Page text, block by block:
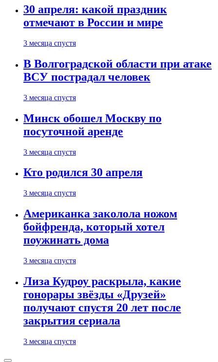
30 апреля: какой праздник
отмечают в России и мире
3 месяца спустя
В Волгоградской области при атаке
ВСУ пострадал человек
3 месяца спустя
Минск обошел Москву по
посуточной аренде
3 месяца спустя
Кто родился 30 апреля
3 месяца спустя
Американка заколола ножом
бойфренда, который хотел
поужинать дома
3 месяца спустя
Лиза Кудроу раскрыла, какие
гонорары звёзды «Друзей»
получают спустя 20 лет после
закрытия сериала
3 месяца спустя